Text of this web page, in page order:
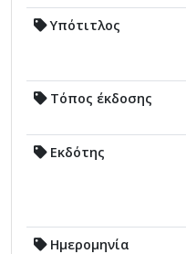
Υπότιτλος
Τόπος έκδοσης
Εκδότης
Ημερομηνία